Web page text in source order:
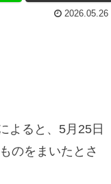
2026.05.26
よると、5月25日
のをまいたとさ